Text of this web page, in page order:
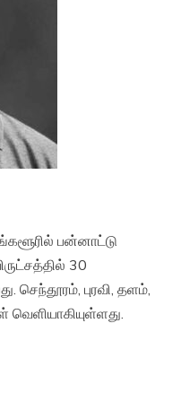
பன்னாட்டு
30
செந்தூரம், புரவி, தளம்,